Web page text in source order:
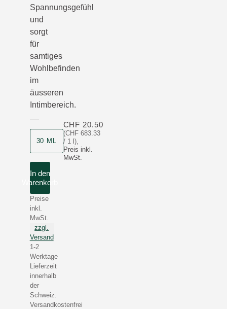
Spannungsgefühl
und
sorgt
für
samtiges
Wohlbefinden
im
äusseren
Intimbereich.
Produktgrösse
30 ML
(CHF 683.33
/ 1 l),
Preis inkl.
MwSt.
CHF 20.50
In den
Warenkorb
Preise
inkl.
MwSt.
zzgl.
Versand
1-2
Werktage
Lieferzeit
innerhalb
der
Schweiz.
Versandkostenfrei